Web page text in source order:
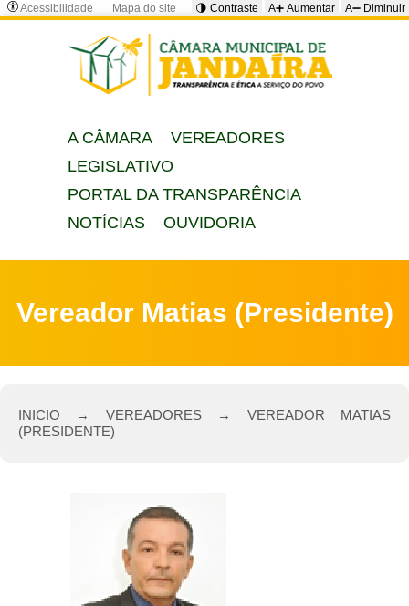
Acessibilidade Mapa do site 🌗 Contraste A➕ Aumentar A➖ Diminuir
A CÂMARA
VEREADORES
LEGISLATIVO
PORTAL DA TRANSPARÊNCIA
NOTÍCIAS
OUVIDORIA
Vereador Matias (Presidente)
INICIO → VEREADORES → VEREADOR MATIAS
(PRESIDENTE)